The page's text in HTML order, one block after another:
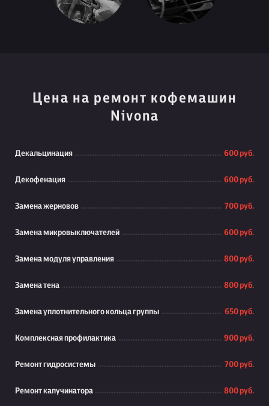
Цена на ремонт кофемашин
Nivona
Декальцинация 600 руб.
Декофенация 600 руб.
Замена жерновов 700 руб.
Замена микровыключателей 600 руб.
Замена модуля управления 800 руб.
Замена тена 800 руб.
Замена уплотнительного кольца группы 650 руб.
Комплексная профилактика 900 руб.
Ремонт гидросистемы 700 руб.
Ремонт капучинатора 800 руб.